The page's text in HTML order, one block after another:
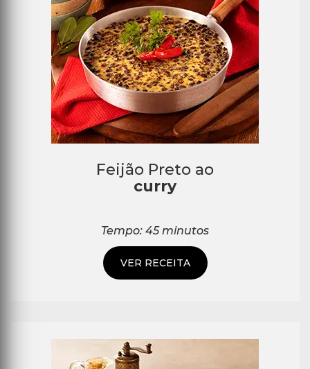
Feijão Preto ao
curry
Tempo: 45 minutos
VER RECEITA